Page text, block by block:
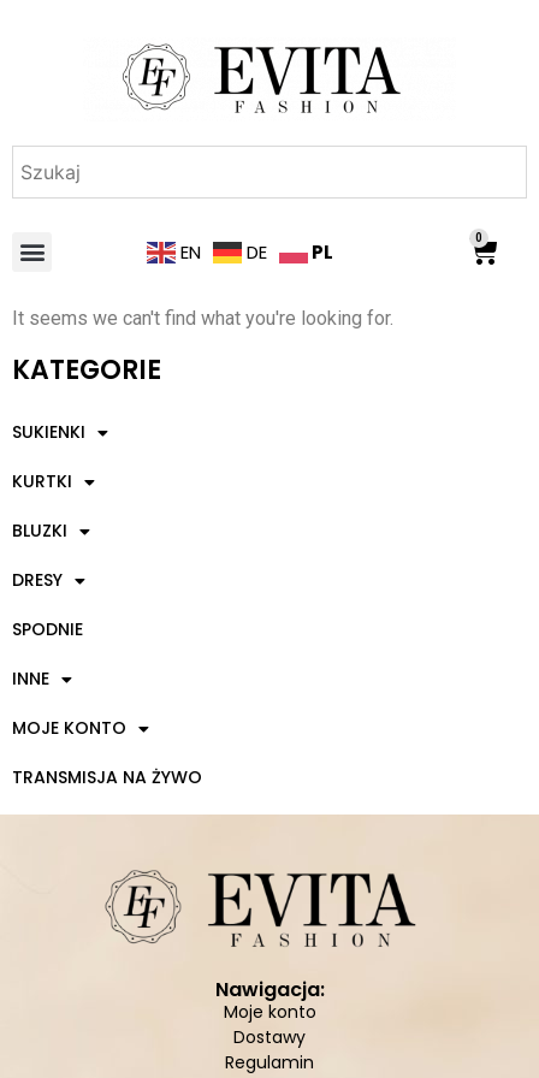
EN DE PL
0
KATEGORIE
SUKIENKI
KURTKI
BLUZKI
DRESY
SPODNIE
INNE
MOJE KONTO
TRANSMISJA NA ŻYWO
It seems we can't find what you're looking for.
Nawigacja:
Moje konto
Dostawy
Regulamin